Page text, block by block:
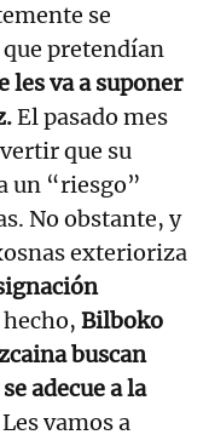
se
pretendían
va a suponer
El pasado mes
que su
un “riesgo”
No obstante, y
exterioriza
hecho, Bilboko
buscan
adecue a la
vamos a